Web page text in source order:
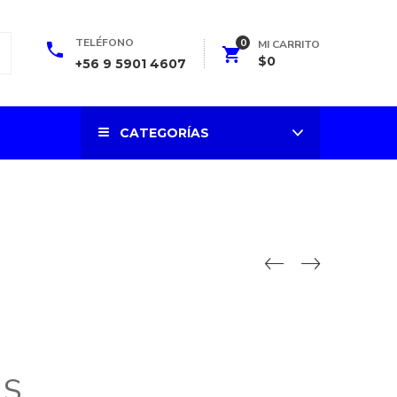
TELÉFONO
+56 9 5901 4607
0 MI CARRITO
$0
CATEGORÍAS